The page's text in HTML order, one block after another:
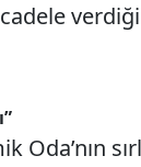
Oda’nın